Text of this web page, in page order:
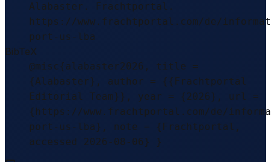
Alabaster. Frachtportal.
https://www.frachtportal.com/de/
port-us-lba
BibTeX
@misc{alabaster2026, title =
{Alabaster}, author = {{Frachtportal
Editorial Team}}, year = {2026}, url =
{https://www.frachtportal.com/de/
port-us-lba}, note = {Frachtportal,
accessed 2026-08-06} }